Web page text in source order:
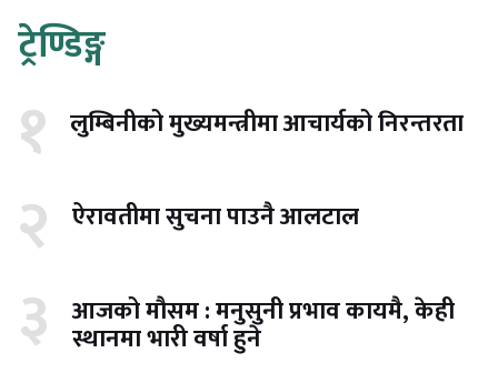
ट्रेण्डिङ्ग
१ लुम्बिनीको मुख्यमन्त्रीमा आचार्यको निरन्तरता
२ ऐरावतीमा सुचना पाउनै आलटाल
३ आजको मौसम : मनुसुनी प्रभाव कायमै, केही
स्थानमा भारी वर्षा हुने